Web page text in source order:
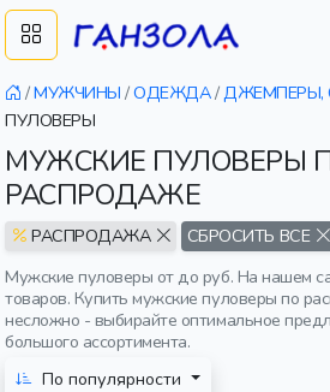
/МУЖЧИНЫ /ОДЕЖДА/ДЖЕМПЕРЫ,
ПУЛОВЕРЫ
МУЖСКИЕ ПУЛОВЕРЫ
РАСПРОДАЖЕ
РАСПРОДАЖА
СБРОСИТЬ ВСЕ
Мужские пуловеры от до руб. На нашем
товаров. Купить мужские пуловеры по
несложно - выбирайте оптимальное
большого ассортимента.
По популярности